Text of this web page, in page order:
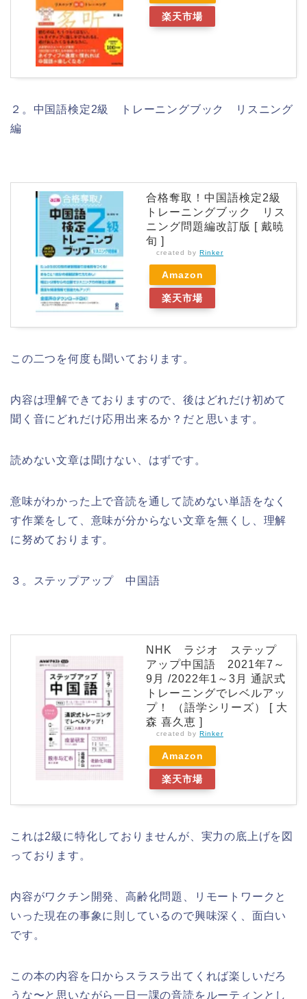
楽天市場
２。中国語検定2級 トレーニングブック リスニング
編
合格奪取！中国語検定2級
トレーニングブック リス
ニング問題編改訂版 [ 戴暁
旬 ]
created by Rinker
Amazon
楽天市場
この二つを何度も聞いております。
内容は理解できておりますので、後はどれだけ初めて
聞く音にどれだけ応用出来るか？だと思います。
読めない文章は聞けない、はずです。
意味がわかった上で音読を通して読めない単語をなく
す作業をして、意味が分からない文章を無くし、理解
に努めております。
３。ステップアップ 中国語
NHK ラジオ ステップ
アップ中国語 2021年7～
9月 /2022年1～3月 通訳式
トレーニングでレベルアッ
プ！ （語学シリーズ） [ 大
森 喜久恵 ]
created by Rinker
Amazon
楽天市場
これは2級に特化しておりませんが、実力の底上げを図
っております。
内容がワクチン開発、高齢化問題、リモートワークと
いった現在の事象に則しているので興味深く、面白い
です。
この本の内容を口からスラスラ出てくれば楽しいだろ
うな〜と思いながら一日一課の音読をルーティンとし